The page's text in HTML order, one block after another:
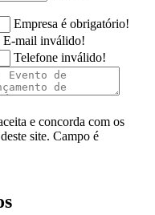
Empresa é obrigatório!
E-mail inválido!
Telefone inválido!
e concorda com os
deste site. Campo é